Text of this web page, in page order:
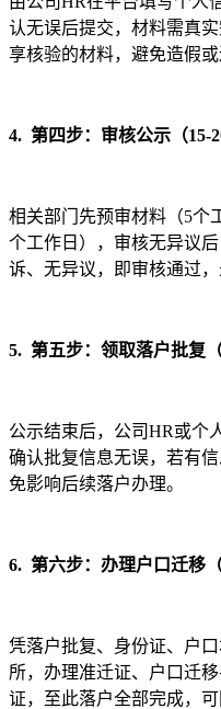
认无误后提交，材料需真
享核验的材料，避免造假或
4. 第四步：审核公示（15-
相关部门先预审材料（5个
个工作日），审核无异议
诉、无异议，即审核通过，
5. 第五步：领取落户批复（
公示结束后，公司HR或个
确认批复信息无误，若有
免影响后续落户办理。
6. 第六步：办理户口迁移（
凭落户批复、身份证、户
所，办理准迁证、户口迁
证，至此落户全部完成，